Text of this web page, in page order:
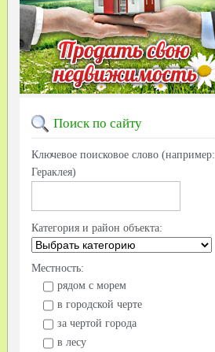
Поискпо сайту
Ключевое поисковое слово (например:
Гераклея)
Категория и район объекта:
Местность:
рядом с морем
в городской черте
за чертой города
в лесу